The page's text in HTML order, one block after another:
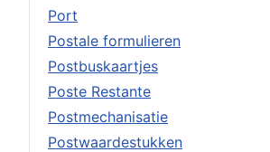
Port
Postale formulieren
Postbuskaartjes
Poste Restante
Postmechanisatie
Postwaardestukken